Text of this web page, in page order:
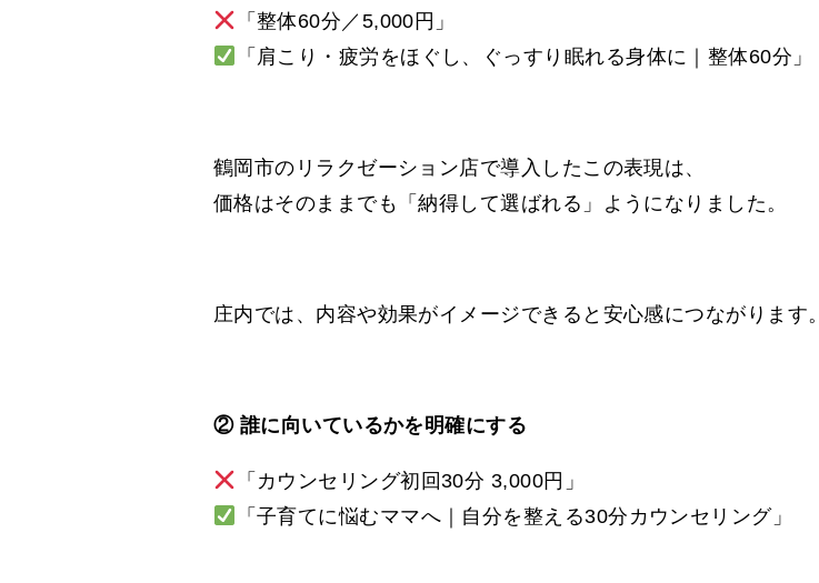
「整体60分／5,000円」
「肩こり・疲労をほぐし、ぐっすり眠れる身体に｜整体60分」
鶴岡市のリラクゼーション店で導入したこの表現は、
価格はそのままでも「納得して選ばれる」ようになりました。
庄内では、内容や効果がイメージできると安心感につながります。
② 誰に向いているかを明確にする
「カウンセリング初回30分 3,000円」
「子育てに悩むママへ｜自分を整える30分カウンセリング」